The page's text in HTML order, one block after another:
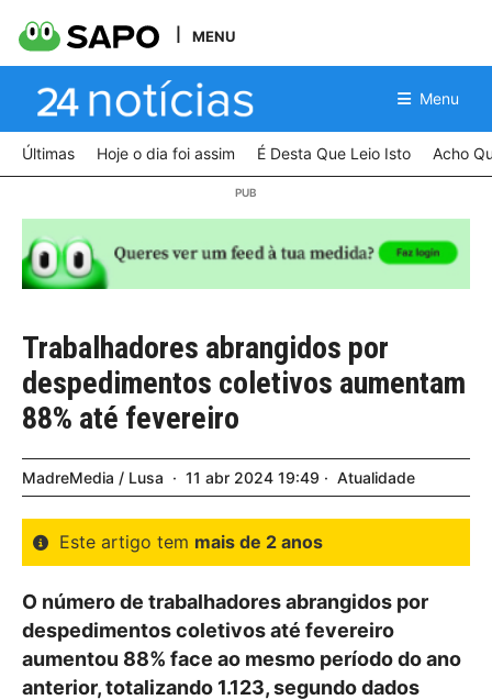
MENU
Menu
Últimas Hoje o dia foi assim É Desta Que Leio Isto Acho
Trabalhadores abrangidos por
despedimentos coletivos aumentam
88% até fevereiro
MadreMedia / Lusa 11 abr 2024 19:49 Atualidade
Este artigo tem mais de 2 anos
O número de trabalhadores abrangidos por
despedimentos coletivos até fevereiro
aumentou 88% face ao mesmo período do ano
anterior, totalizando 1.123, segundo dados